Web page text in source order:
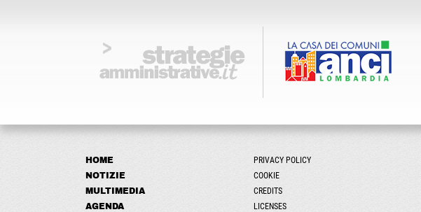
HOME
NOTIZIE
MULTIMEDIA
AGENDA
PRIVACY POLICY
COOKIE
CREDITS
LICENSES